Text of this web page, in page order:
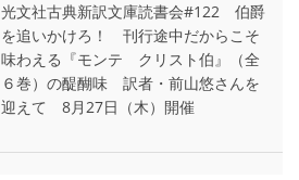
光文社古典新訳文庫読書会#122 伯爵
を追いかけろ！ 刊行途中だからこそ
味わえる『モンテ゠クリスト伯』（全
６巻）の醍醐味 訳者・前山悠さんを
迎えて 8月27日（木）開催